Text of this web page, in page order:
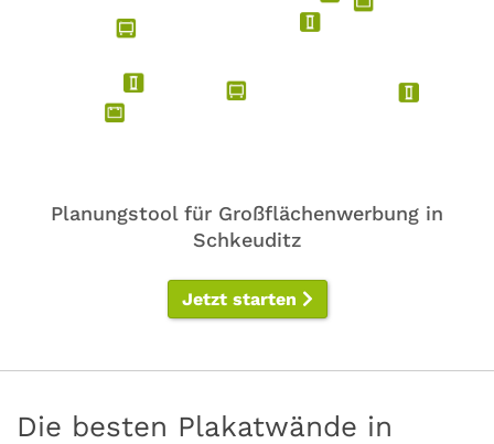
Planungstool für Großflächenwerbung in
Schkeuditz
Jetzt starten
Die besten Plakatwände in